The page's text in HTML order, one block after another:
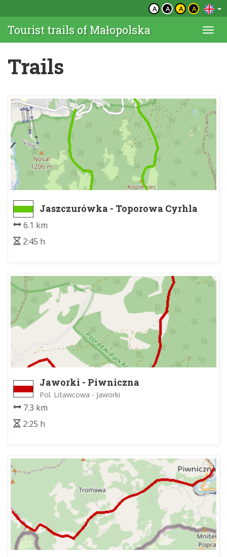
A A A A
Tourist trails of Małopolska
Trails
Jaszczurówka - Toporowa Cyrhla
6.1 km
2:45 h
Jaworki - Piwniczna
Pol. Litawcowa - Jaworki
7.3 km
2:25 h